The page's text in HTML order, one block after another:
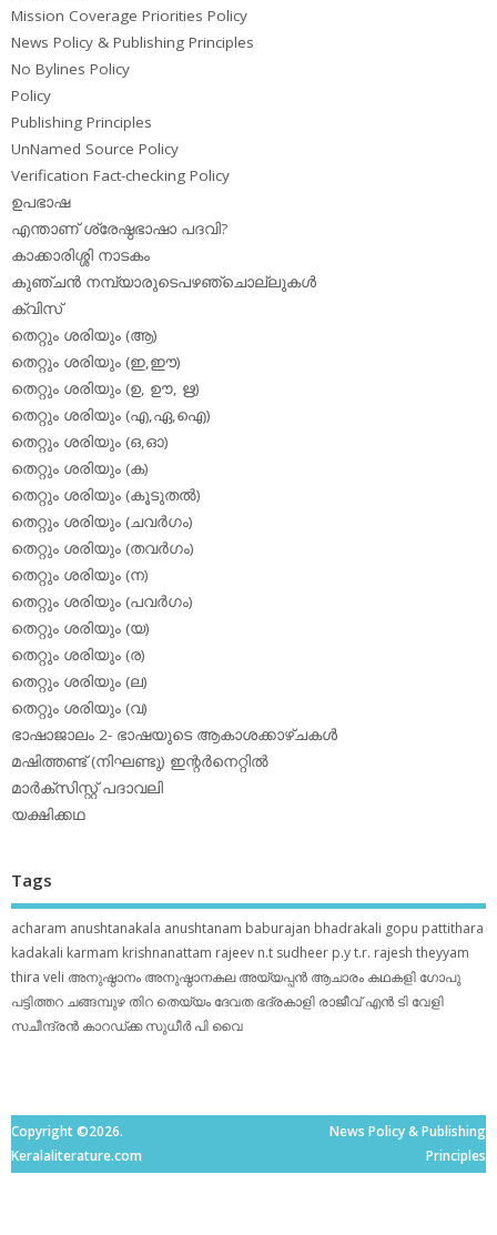
Mission Coverage Priorities Policy
News Policy & Publishing Principles
No Bylines Policy
Policy
Publishing Principles
UnNamed Source Policy
Verification Fact-checking Policy
ഉപഭാഷ
എന്താണ് ശ്രേഷ്ഠഭാഷാ പദവി?
കാക്കാരിശ്ശി നാടകം
കുഞ്ചന്‍ നമ്പ്യാരുടെപഴഞ്ചൊല്ലുകള്‍
ക്വിസ്
തെറ്റും ശരിയും (ആ)
തെറ്റും ശരിയും (ഇ,ഈ)
തെറ്റും ശരിയും (ഉ, ഊ, ഋ)
തെറ്റും ശരിയും (എ,ഏ,ഐ)
തെറ്റും ശരിയും (ഒ,ഓ)
തെറ്റും ശരിയും (ക)
തെറ്റും ശരിയും (കൂടുതല്‍)
തെറ്റും ശരിയും (ചവര്‍ഗം)
തെറ്റും ശരിയും (തവര്‍ഗം)
തെറ്റും ശരിയും (ന)
തെറ്റും ശരിയും (പവര്‍ഗം)
തെറ്റും ശരിയും (യ)
തെറ്റും ശരിയും (ര)
തെറ്റും ശരിയും (ല)
തെറ്റും ശരിയും (വ)
ഭാഷാജാലം 2- ഭാഷയുടെ ആകാശക്കാഴ്ചകള്‍
മഷിത്തണ്ട് (നിഘണ്ടു) ഇന്റര്‍നെറ്റില്‍
മാര്‍ക്‌സിസ്റ്റ് പദാവലി
യക്ഷിക്കഥ
Tags
acharam anushtanakala anushtanam baburajan bhadrakali gopu pattithara
kadakali karmam krishnanattam rajeev n.t sudheer p.yt.r. rajesh theyyam
thira veli അനുഷ്ഠാനം അനുഷ്ഠാനകല അയ്യപ്പന്‍ ആചാരം കഥകളി ഗോപു
പട്ടിത്തറ ചങ്ങമ്പുഴ തിറ തെയ്യം ദേവത ഭദ്രകാളി രാജീവ് എൻ ടി വേളി
സചീന്ദ്രന്‍ കാറഡ്ക്ക സുധീര്‍ പി വൈ
Copyright ©2026.
Keralaliterature.com
News Policy & Publishing
Principles